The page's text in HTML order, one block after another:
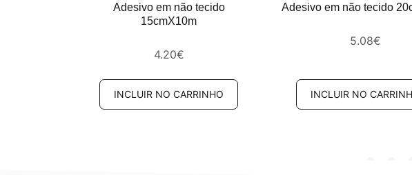
Adesivo em não tecido
15cmX10m
4.20€
INCLUIR NO CARRINHO
Adesivo em não tecido
5.08€
INCLUIR NO